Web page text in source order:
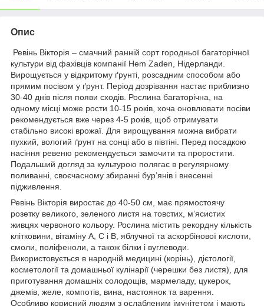
Опис
Ревінь Вікторія – смачний ранній сорт городньої багаторічної
культури від фахівців компанії Hem Zaden, Нідерланди.
Вирощується у відкритому ґрунті, розсадним способом або
прямим посівом у ґрунт. Період дозрівання настає приблизно
30-40 днів після появи сходів. Рослина багаторічна, на
одному місці може рости 10-15 років, хоча оновлювати посіви
рекомендується вже через 4-5 років, щоб отримувати
стабільно високі врожаї. Для вирощування можна вибрати
пухкий, вологий ґрунт на сонці або в півтіні. Перед посадкою
насіння ревеню рекомендується замочити та проростити.
Подальший догляд за культурою полягає в регулярному
поливанні, своєчасному збиранні бур’янів і внесенні
підживлення.
Ревінь Вікторія виростає до 40-50 см, має прямостоячу
розетку великого, зеленого листя на товстих, м’ясистих
живцях червоного кольору. Рослина містить рекордну кількість
клітковини, вітаміну А, С і В, яблучної та аскорбінової кислоти,
смоли, поліфеноли, а також білки і вуглеводи.
Використовується в народній медицині (корінь), дієтології,
косметології та домашньої кулінарії (черешки без листя), для
приготування домашніх солодощів, мармеладу, цукерок,
джемів, желе, компотів, вина, настоянок та варення.
Особливо корисний людям з ослабленим імунітетом і мають